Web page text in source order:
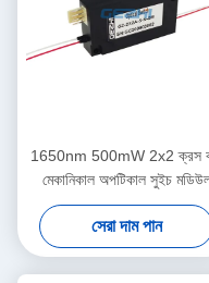
1650nm 500mW 2x2 ক্রস
মেকানিকাল অপটিকাল সুইচ
সেরা দাম পান